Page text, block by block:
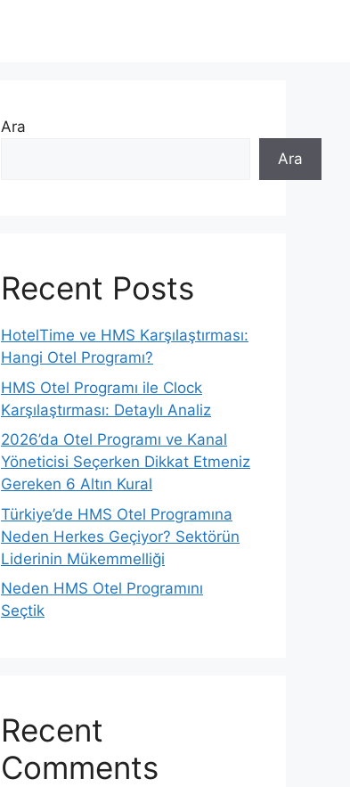
Ara
Ara
Recent Posts
HotelTime ve HMS Karşılaştırması:
Hangi Otel Programı?
HMS Otel Programı ile Clock
Karşılaştırması: Detaylı Analiz
2026’da Otel Programı ve Kanal
Yöneticisi Seçerken Dikkat Etmeniz
Gereken 6 Altın Kural
Türkiye’de HMS Otel Programına
Neden Herkes Geçiyor? Sektörün
Liderinin Mükemmelliği
Neden HMS Otel Programını
Seçtik
Recent
Comments